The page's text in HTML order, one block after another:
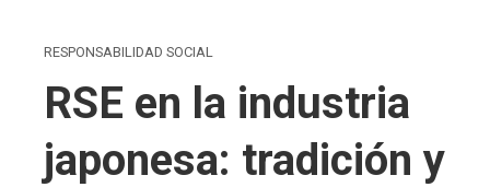
RESPONSABILIDAD SOCIAL
RSE en la industria
japonesa: tradición y